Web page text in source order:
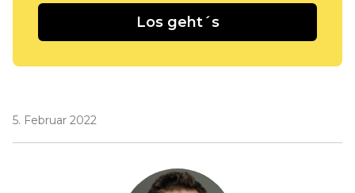
Los geht´s
5. Februar 2022